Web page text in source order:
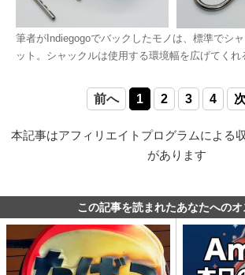
筆者がIndiegogoでバックしたモノは、標準でシ
ット。シャックルは使用する環境幅を広げてくれ
前へ 1 2 3 4
本記事はアフィリエイトプログラムによる
があります
この記事を読まれたあなたへのオ